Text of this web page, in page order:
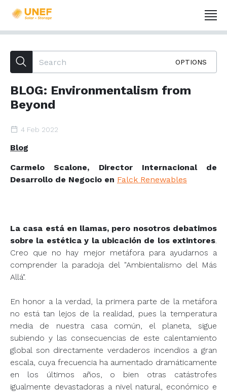
OPTIONS
BLOG: Environmentalism from
Beyond
4 Feb 2022
Blog
Carmelo Scalone, Director Internacional de
Desarrollo de Negocio en Falck Renewables
La casa está en llamas, pero nosotros debatimos
sobre la estética y la ubicación de los extintores.
Creo que no hay mejor metáfora para ayudarnos a
comprender la paradoja del "Ambientalismo del Más
Allá".
En honor a la verdad, la primera parte de la metáfora
no está tan lejos de la realidad, pues la temperatura
media de nuestra casa común, el planeta, sigue
subiendo y las consecuencias de este calentamiento
global son directamente verdaderos incendios a gran
escala, cuya frecuencia ha aumentado dramáticamente
en los últimos años, o bien otras catástrofes
igualmente devastadoras a nivel natural, económico e